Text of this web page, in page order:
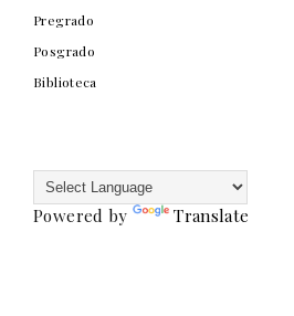
Pregrado
Posgrado
Biblioteca
Powered by Translate